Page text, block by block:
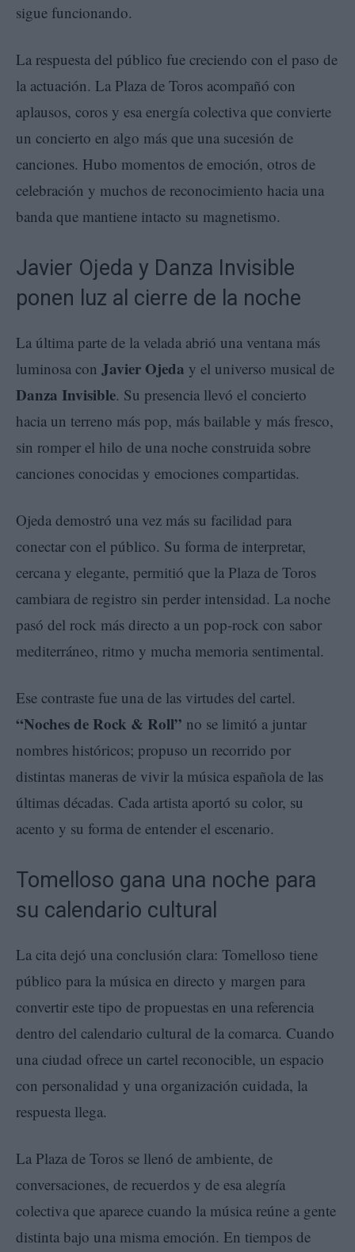
sigue funcionando.
La respuesta del público fue creciendo con el paso de
la actuación. La Plaza de Toros acompañó con
aplausos, coros y esa energía colectiva que convierte
un concierto en algo más que una sucesión de
canciones. Hubo momentos de emoción, otros de
celebración y muchos de reconocimiento hacia una
banda que mantiene intacto su magnetismo.
Javier Ojeda y Danza Invisible
ponen luz al cierre de la noche
La última parte de la velada abrió una ventana más
luminosa con Javier Ojeda y el universo musical de
Danza Invisible. Su presencia llevó el concierto
hacia un terreno más pop, más bailable y más fresco,
sin romper el hilo de una noche construida sobre
canciones conocidas y emociones compartidas.
Ojeda demostró una vez más su facilidad para
conectar con el público. Su forma de interpretar,
cercana y elegante, permitió que la Plaza de Toros
cambiara de registro sin perder intensidad. La noche
pasó del rock más directo a un pop-rock con sabor
mediterráneo, ritmo y mucha memoria sentimental.
Ese contraste fue una de las virtudes del cartel.
“Noches de Rock & Roll” no se limitó a juntar
nombres históricos; propuso un recorrido por
distintas maneras de vivir la música española de las
últimas décadas. Cada artista aportó su color, su
acento y su forma de entender el escenario.
Tomelloso gana una noche para
su calendario cultural
La cita dejó una conclusión clara: Tomelloso tiene
público para la música en directo y margen para
convertir este tipo de propuestas en una referencia
dentro del calendario cultural de la comarca. Cuando
una ciudad ofrece un cartel reconocible, un espacio
con personalidad y una organización cuidada, la
respuesta llega.
La Plaza de Toros se llenó de ambiente, de
conversaciones, de recuerdos y de esa alegría
colectiva que aparece cuando la música reúne a gente
distinta bajo una misma emoción. En tiempos de